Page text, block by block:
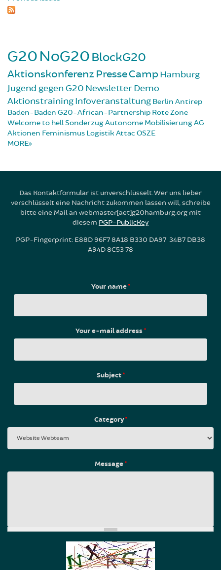
G20NoG20 BlockG20
Aktionskonferenz PresseCampHamburg
Jugend gegen G20 NewsletterDemo
AktionstrainingInfoveranstaltung Berlin Antirep
Baden-Baden G20-African-Partnership Rote Zone
Welcome to hellSonderzugAutonome MobilisierungAG
Aktionen Feminismus Logistik Attac OSZE
MORE
Das Kontaktformular ist unverschlüsselt. Wer uns lieber
verschlüsselt eine Nachricht zukommen lassen will, schreibe
bitte eine Mail an webmaster[aet]g20hamburg.org mit
diesem PGP-PublicKey
PGP-Fingerprint: E88D 96F7 8A18 B330 DA97 34B7 DB38
A94D 8C53 78
Your name*
Your e-mail address*
Subject*
Category*
Message*